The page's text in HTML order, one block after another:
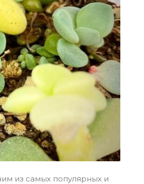
из самых популярных и